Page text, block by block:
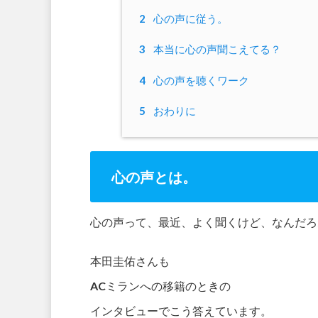
2 心の声に従う。
3 本当に心の声聞こえてる？
4 心の声を聴くワーク
5 おわりに
心の声とは。
心の声って、最近、よく聞くけど、なんだ
本田圭佑さんも
ACミランへの移籍のときの
インタビューでこう答えています。